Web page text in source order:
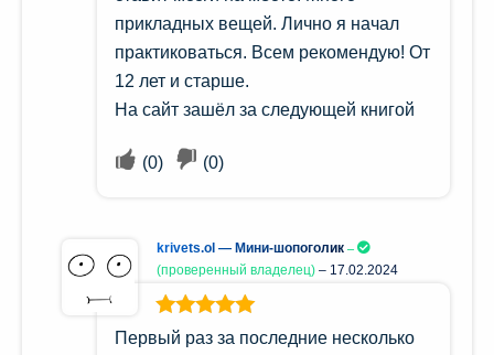
прикладных вещей. Лично я начал
практиковаться. Всем рекомендую! От
12 лет и старше.
На сайт зашёл за следующей книгой
(0) (0)
krivets.ol — Мини-шопоголик
(проверенный владелец) – 17.02.2024
Оценка5 из
Первый раз за последние несколько